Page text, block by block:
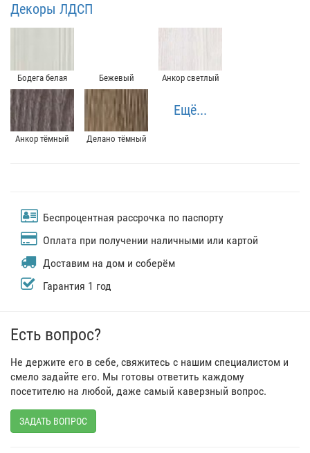
Декоры ЛДСП
Бодега белая Бежевый Анкор светлый
Анкор тёмный Делано тёмный
Ещё...
Беспроцентная рассрочка по паспорту
Оплата при получении наличными или картой
Доставим на дом и соберём
Гарантия 1 год
Есть вопрос?
Не держите его в себе, свяжитесь с нашим специалистом и
смело задайте его. Мы готовы ответить каждому
посетителю на любой, даже самый каверзный вопрос.
ЗАДАТЬ ВОПРОС